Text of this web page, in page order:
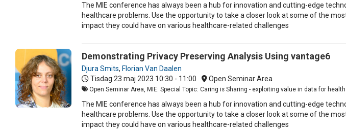
The MIE conference has always been a hub for innovation and cutting-edge
healthcare problems. Use the opportunity to take a closer look at some of the
impact they could have on various healthcare-related challenges
Demonstrating Privacy Preserving Analysis Using vantage6
Djura Smits, Florian Van Daalen
Tisdag 23 maj 2023 10:30 - 11:00 Open Seminar Area
Open Seminar Area, MIE: Special Topic: Caring is Sharing - exploiting value in data for
The MIE conference has always been a hub for innovation and cutting-edge
healthcare problems. Use the opportunity to take a closer look at some of the
impact they could have on various healthcare-related challenges